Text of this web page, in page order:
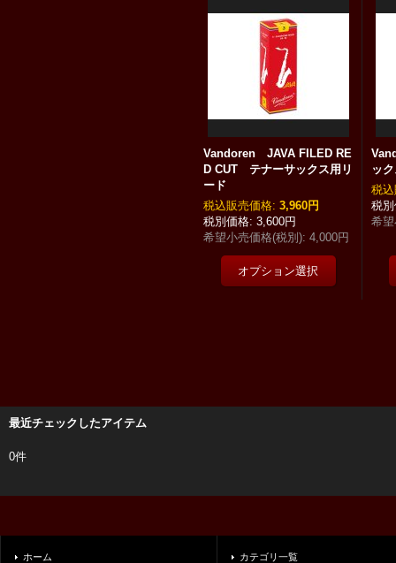
Vandoren JAVA FILED RE
D CUT テナーサックス用リ
ード
3,600円
税込 : 3,960円
希望小売価格(税別): 4,000円
ッ
税込
希
最近チェックしたアイテム
0件
ホーム カテゴリ一覧